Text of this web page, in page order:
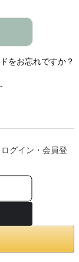
をお忘れですか？
グイン・会員登